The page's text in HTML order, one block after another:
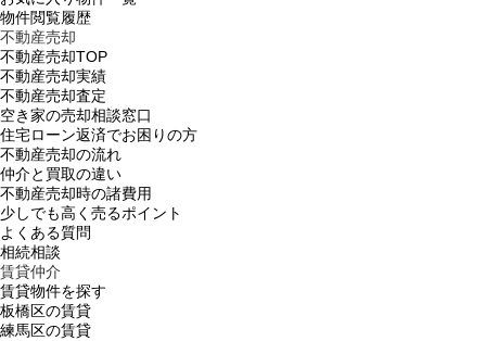
物件閲覧履歴
不動産売却
不動産売却TOP
不動産売却実績
不動産売却査定
空き家の売却相談窓口
住宅ローン返済でお困りの方
不動産売却の流れ
仲介と買取の違い
不動産売却時の諸費用
少しでも高く売るポイント
よくある質問
相続相談
賃貸仲介
賃貸物件を探す
板橋区の賃貸
練馬区の賃貸